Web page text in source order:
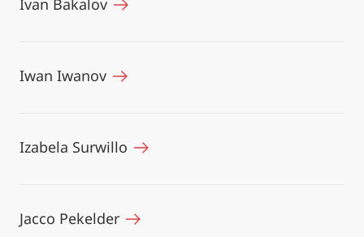
Ivan Bakalov
Iwan Iwanov
Izabela Surwillo
Jacco Pekelder